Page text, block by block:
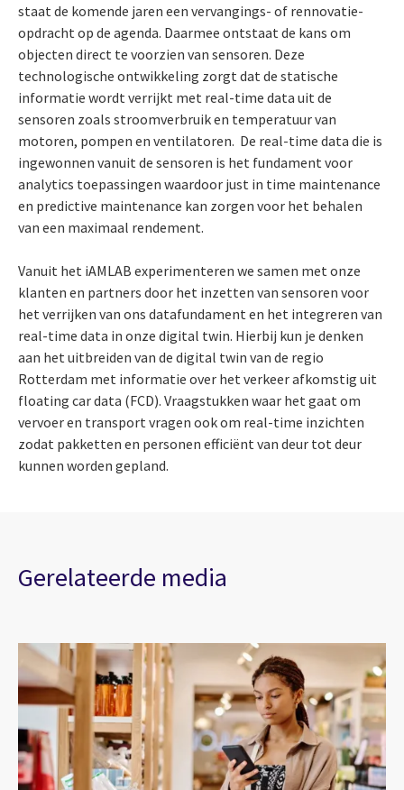
staat de komende jaren een vervangings- of rennovatie-
opdracht op de agenda. Daarmee ontstaat de kans om
objecten direct te voorzien van sensoren. Deze
technologische ontwikkeling zorgt dat de statische
informatie wordt verrijkt met real-time data uit de
sensoren zoals stroomverbruik en temperatuur van
motoren, pompen en ventilatoren. De real-time data die is
ingewonnen vanuit de sensoren is het fundament voor
analytics toepassingen waardoor just in time maintenance
en predictive maintenance kan zorgen voor het behalen
van een maximaal rendement.
Vanuit het iAMLAB experimenteren we samen met onze
klanten en partners door het inzetten van sensoren voor
het verrijken van ons datafundament en het integreren van
real-time data in onze digital twin. Hierbij kun je denken
aan het uitbreiden van de digital twin van de regio
Rotterdam met informatie over het verkeer afkomstig uit
floating car data (FCD). Vraagstukken waar het gaat om
vervoer en transport vragen ook om real-time inzichten
zodat pakketten en personen efficiënt van deur tot deur
kunnen worden gepland.
Gerelateerde media